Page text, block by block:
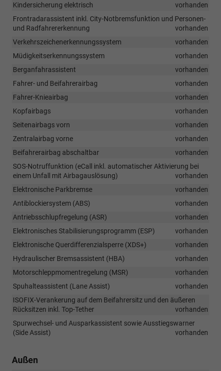
Kindersicherung elektrisch
vorhanden
Frontradarassistent inkl. City-Notbremsfunktion und Personen-
und Radfahrererkennung
vorhanden
Verkehrszeichenerkennungssystem
vorhanden
Müdigkeitserkennungssystem
vorhanden
Berganfahrassistent
vorhanden
Fahrer- und Beifahrerairbag
vorhanden
Fahrer-Knieairbag
vorhanden
Kopfairbags
vorhanden
Seitenairbags vorn
vorhanden
Zentralairbag vorne
vorhanden
Beifahrerairbag abschaltbar
vorhanden
SOS-Notruffunktion (eCall inkl. automatischer Aktivierung bei
einem Unfall mit Airbagauslösung)
vorhanden
Elektronische Parkbremse
vorhanden
Antiblockiersystem (ABS)
vorhanden
Antriebsschlupfregelung (ASR)
vorhanden
Elektronisches Stabilisierungsprogramm (ESP)
vorhanden
Elektronische Querdifferenzialsperre (XDS+)
vorhanden
Hydraulischer Bremsassistent (HBA)
vorhanden
Motorschleppmomentregelung (MSR)
vorhanden
Spuhalteassistent (Lane Assist)
vorhanden
ISOFIX-Verankerung auf dem Beifahrersitz und den äußeren
Rücksitzen inkl. Top-Tether
vorhanden
Spurwechsel- und Ausparkassistent sowie Ausstiegswarner
(Side Assist)
vorhanden
Außen